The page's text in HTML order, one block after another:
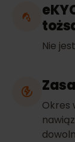
Nie
Okres